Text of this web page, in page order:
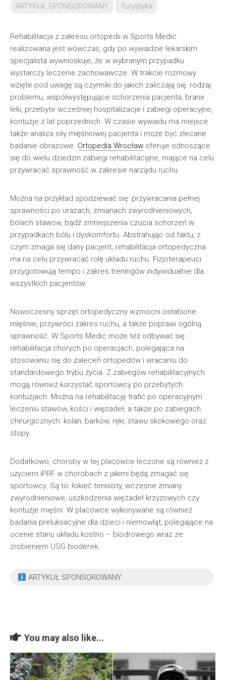
ARTYKUŁ SPONSOROWANY
Turystyka
Rehabilitacja z zakresu ortopedii w Sports Medic
realizowana jest wówczas, gdy po wywiadzie lekarskim
specjalista wywnioskuje, że w wybranym przypadku
wystarczy leczenie zachowawcze. W trakcie rozmowy
wzięte pod uwagę są czynniki do jakich zaliczają się: rodzaj
problemu, współwystępujące schorzenia pacjenta, brane
leki, przebyte wcześniej hospitalizacje i zabiegi operacyjne,
kontuzje z lat poprzednich. W czasie wywiadu ma miejsce
także analiza siły mięśniowej pacjenta i może być zlecane
badanie obrazowe. Ortopedia Wrocław oferuje odnoszące
się do wielu dziedzin zabiegi rehabilitacyjne, mające na celu
przywracać sprawność w zakresie narządu ruchu.
Można na przykład spodziewać się: przywracania pełnej
sprawności po urazach, zmianach zwyrodnieniowych,
bólach stawów, bądź zmniejszenia czucia schorzeń w
przypadkach bólu i dyskomfortu. Abstrahując od faktu, z
czym zmaga się dany pacjent, rehabilitacja ortopedyczna
ma na celu przywracać rolę układu ruchu. Fizjoterapeuci
przygotowują tempo i zakres treningów indywidualnie dla
wszystkich pacjentów.
Nowoczesny sprzęt ortopedyczny wzmocni osłabione
mięśnie, przywróci zakres ruchu, a także poprawi ogólną
sprawność. W Sports Medic może też odbywać się
rehabilitacja chorych po operacjach, polegająca na
stosowaniu się do zaleceń ortopedów i wracaniu do
standardowego trybu życia. Z zabiegów rehabilitacyjnych
mogą również korzystać sportowcy po przebytych
kontuzjach. Można na rehabilitację trafić po operacyjnym
leczeniu stawów, kości i więzadeł, a także po zabiegach
chirurgicznych: kolan, barków, ręki, stawu skokowego oraz
stopy.
Dodatkowo, choroby w tej placówce leczone są również z
użyciem iPRF w chorobach z jakimi będą zmagać się
sportowcy. Są to: łokieć tenisisty, wczesne zmiany
zwyrodnieniowe, uszkodzenia więzadeł krzyżowych czy
kontuzje mięśni. W placówce wykonywane są również
badania preluksacyjne dla dzieci i niemowląt, polegające na
ocenie stanu układu kostno – biodrowego wraz ze
zrobieniem USG bioderek.
ARTYKUŁ SPONSOROWANY
You may also like...